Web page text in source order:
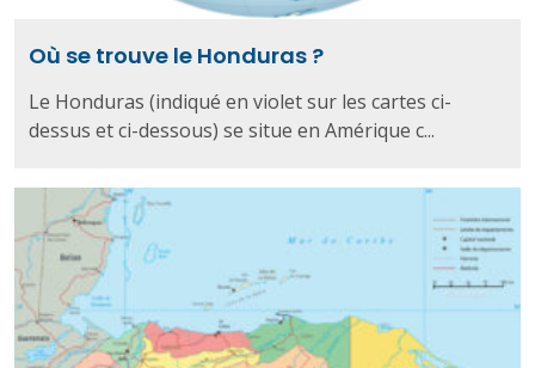
Où se trouve le Honduras ?
Le Honduras (indiqué en violet sur les cartes ci-
dessus et ci-dessous) se situe en Amérique c...